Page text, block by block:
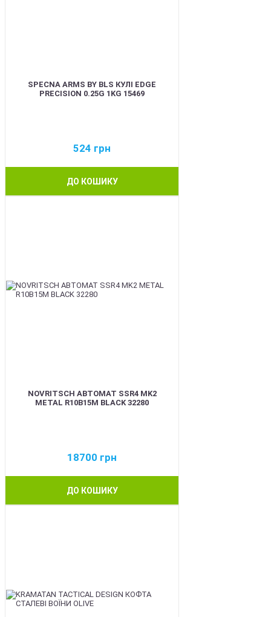
SPECNA ARMS BY BLS КУЛІ EDGE
PRECISION 0.25G 1KG 15469
524 грн
ДО КОШИКУ
NOVRITSCH АВТОМАТ SSR4 MK2
METAL R10B15M BLACK 32280
18700 грн
ДО КОШИКУ